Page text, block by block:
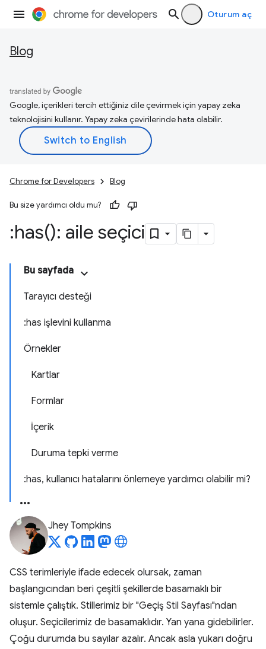
Oturum aç
Blog
Google, içerikleri tercih ettiğiniz dile çevirmek için yapay zeka
teknolojisini kullanır. Yapay zeka çevirilerinde hata olabilir.
Chrome for Developers Blog
Bu size yardımcı oldu mu?
:has(): aile seçici
Bu sayfada
Tarayıcı desteği
:has işlevini kullanma
Örnekler
Kartlar
Formlar
İçerik
Duruma tepki verme
:has, kullanıcı hatalarını önlemeye yardımcı olabilir mi?
Jhey Tompkins
CSS terimleriyle ifade edecek olursak, zaman
başlangıcından beri çeşitli şekillerde basamaklı bir
sistemle çalıştık. Stillerimiz bir "Geçiş Stil Sayfası"ndan
oluşur. Seçicilerimiz de basamaklıdır. Yan yana gidebilirler.
Çoğu durumda bu sayılar azalır. Ancak asla yukarı doğru